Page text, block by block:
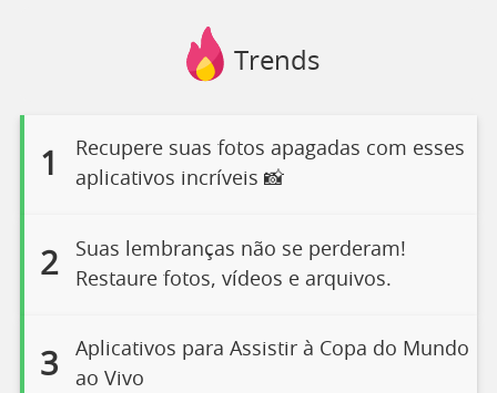
Trends
1
Recupere suas fotos apagadas com esses
aplicativos incríveis 📸
2
Suas lembranças não se perderam!
Restaure fotos, vídeos e arquivos.
3
Aplicativos para Assistir à Copa do Mundo
ao Vivo